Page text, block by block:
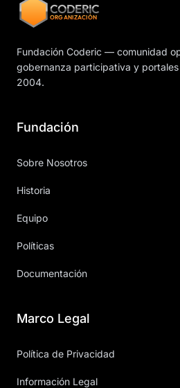
CODERIC
ORGANIZACIÓN
Fundación Coderic — comunidad
gobernanza participativa y
2004.
Fundación
Sobre Nosotros
Historia
Equipo
Políticas
Documentación
Marco Legal
Política de Privacidad
Información Legal